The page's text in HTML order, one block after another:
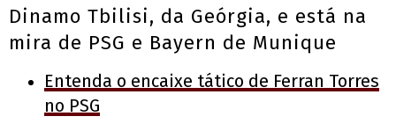
Dinamo Tbilisi, da Geórgia, e está na
mira de PSG e Bayern de Munique
Entenda o encaixe tático de Ferran Torres
no PSG